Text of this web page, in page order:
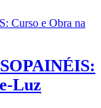
Curso e Obra na
Luz